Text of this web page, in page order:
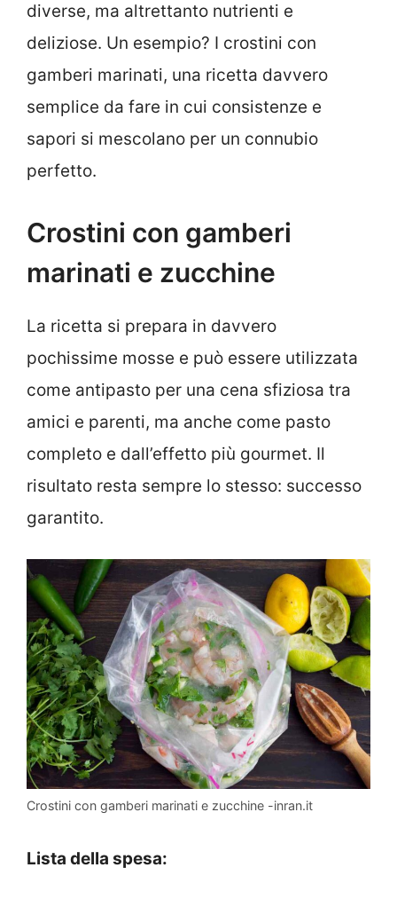
diverse, ma altrettanto nutrienti e
deliziose. Un esempio? I crostini con
gamberi marinati, una ricetta davvero
semplice da fare in cui consistenze e
sapori si mescolano per un connubio
perfetto.
Crostini con gamberi
marinati e zucchine
La ricetta si prepara in davvero
pochissime mosse e può essere utilizzata
come antipasto per una cena sfiziosa tra
amici e parenti, ma anche come pasto
completo e dall’effetto più gourmet. Il
risultato resta sempre lo stesso: successo
garantito.
Crostini con gamberi marinati e zucchine -inran.it
Lista della spesa: